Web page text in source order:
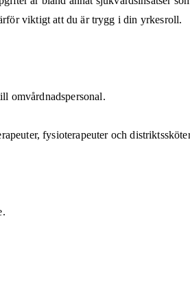
viktigt att du är trygg i din yrkesroll.
omvårdnadspersonal.
fysioterapeuter och